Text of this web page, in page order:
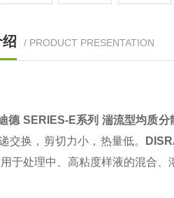
/ PRODUCT PRESENTATION
德 SERIES-E系列 湍流型均质分
交换，剪切力小，热量低。
于处理中、高粘度样液的混合、